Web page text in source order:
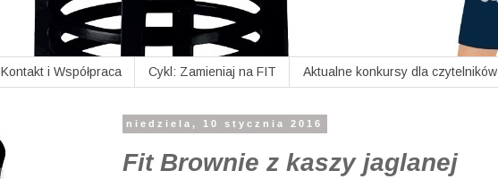
Kontakt i Współpraca Cykl: Zamieniaj na FIT Aktualne konkursy dla czytelników
niedziela, 10 stycznia 2016
Fit Brownie z kaszy jaglanej